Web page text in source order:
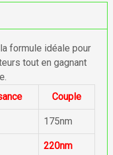
formule idéale pour
tout en gagnant
Couple
175nm
220nm